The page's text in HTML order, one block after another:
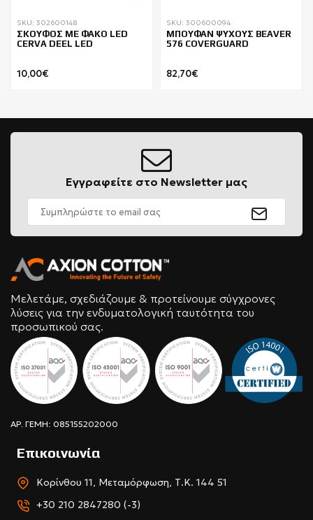
SKU: 302600148
ΣΚΟΥΦΟΣ ΜΕ ΦΑΚΟ LED
CERVA DEEL LED
10,00€
SKU: 300600094
ΜΠΟΥΦΑΝ ΨΥΧΟΥΣ BEAVER
576 COVERGUARD
82,70€
Εγγραφείτε στο Newsletter μας
Μελετάμε, σχεδιάζουμε & προτείνουμε σύγχρονες
λύσεις για την ενδυματολογική ταυτότητα του
προσωπικού σας.
ΑΡ. ΓΕΜΗ: 085155202000
Επικοινωνία
Κορίνθου 11, Μεταμόρφωση, Τ.Κ. 144 51
+30 210 2847280 (-3)